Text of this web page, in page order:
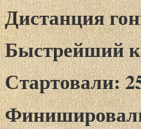
Дистанция
Быстрейший
Стартовали: